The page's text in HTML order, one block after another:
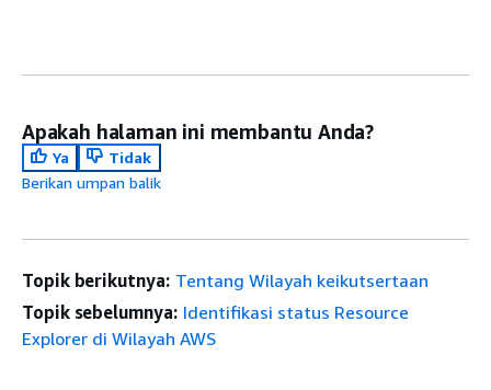
Apakah halaman ini membantu Anda?
Ya
Tidak
Berikan umpan balik
Topik berikutnya: Tentang Wilayah keikutsertaan
Topik sebelumnya: Identifikasi status Resource
Explorer di Wilayah AWS